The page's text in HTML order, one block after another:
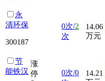
永
清环保
300187
0次/2
次
14.06
万元
节
能铁汉
涨
停
0次/0
14.21